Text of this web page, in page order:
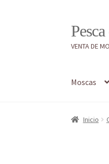
Ir
a
la
Ir
al
contenido
VENTA DE
Moscas
InicioInicio